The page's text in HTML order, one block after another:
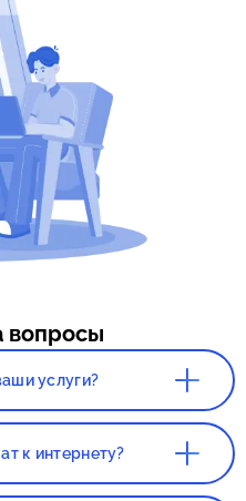
вопросы
услуги?
со
к интернету?
вашего